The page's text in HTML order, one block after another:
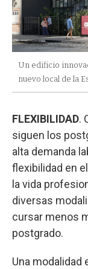
Un edificio
nuevo local de la
FLEXIBILIDAD.
siguen los
alta demanda
flexibilidad en
la vida
diversas
cursar menos
postgrado.
Una modalidad